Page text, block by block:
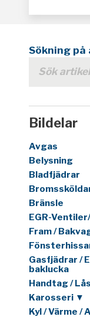
Sökning
Bildelar
Avgas
Belysning
Bladfjädrar
Bränsle
EGR-
Fram /
Gasfjädrar /
baklucka
Handtag / Lås
Karosseri ▼
Kyl / Värme /